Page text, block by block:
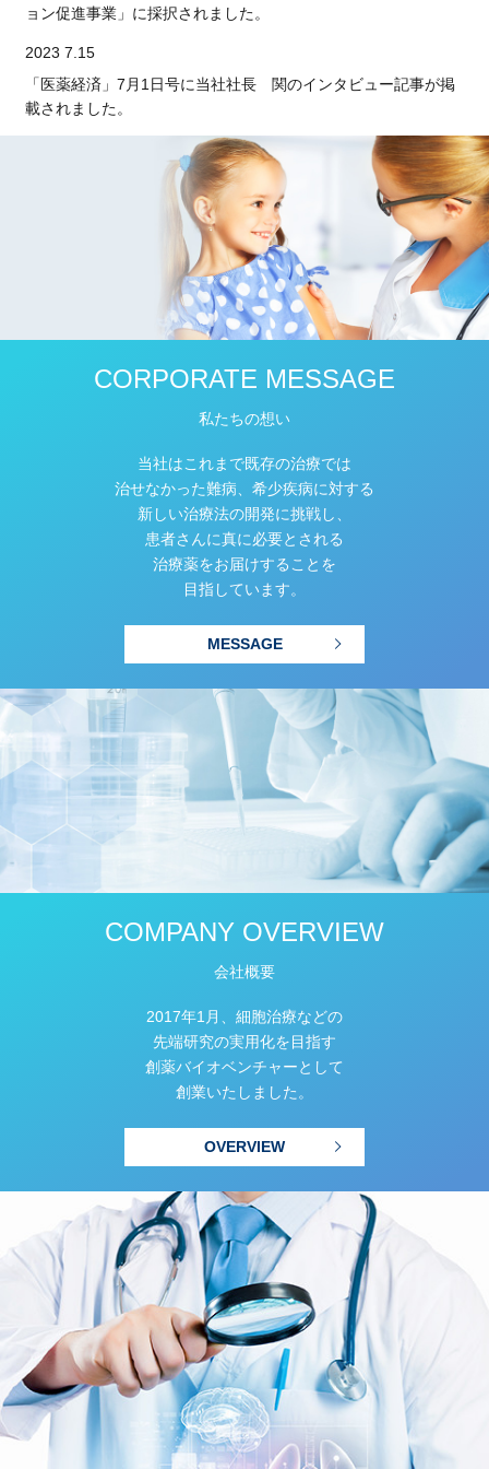
ョン促進事業」に採択されました。
2023 7.15
「医薬経済」7月1日号に当社社長 関のインタビュー記事が掲
載されました。
CORPORATE MESSAGE
私たちの想い
当社はこれまで既存の治療では
治せなかった難病、希少疾病に対する
新しい治療法の開発に挑戦し、
患者さんに真に必要とされる
治療薬をお届けすることを
目指しています。
MESSAGE
COMPANY OVERVIEW
会社概要
2017年1月、細胞治療などの
先端研究の実用化を目指す
創薬バイオベンチャーとして
創業いたしました。
OVERVIEW